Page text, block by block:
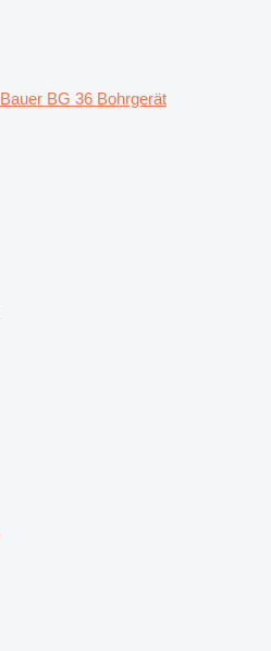
Bauer BG 36 Bohrgerät